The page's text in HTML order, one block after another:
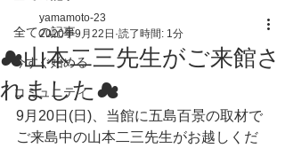
全ての記事
今すぐ始める
コミュニティ
☁山本二三先生がご来館さ
れました☁
yamamoto-23
2020年9月22日 読了時間: 1分
9月20日(日)、当館に五島百景の取材で
ご来島中の山本二三先生がお越しくだ